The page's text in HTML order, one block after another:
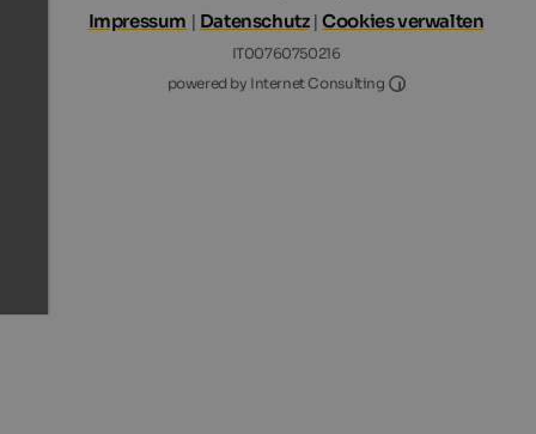
Impressum | Datenschutz|Cookies verwalten
IT00760750216
powered by Internet Consulting
Internet